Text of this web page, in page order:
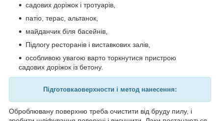
садових доріжок і тротуарів,
патіо, терас, альтанок,
майданчик біля басейнів,
Підлогу ресторанів і виставкових залів,
особливою увагою варто торкнутися пристрою
садових доріжок із бетону.
Підготовкаоверхности і метод нанесення:
Оброблювану поверхню треба очистити від бруду пилу, і